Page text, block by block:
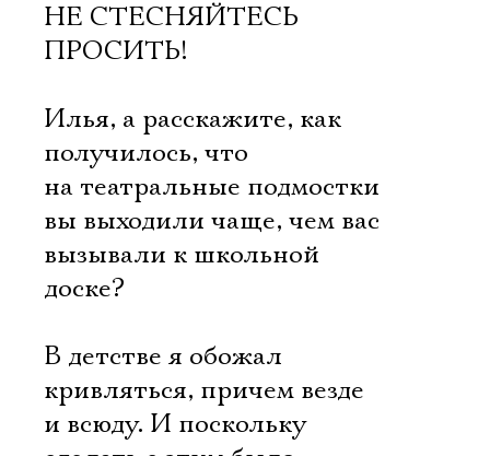
НЕ СТЕСНЯЙТЕСЬ
ПРОСИТЬ!
Илья, а расскажите, как
получилось, что
на театральные подмостки
вы выходили чаще, чем вас
вызывали к школьной
доске?
В детстве я обожал
кривляться, причем везде
и всюду. И поскольку